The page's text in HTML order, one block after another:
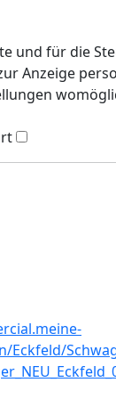
und für die
Anzeige